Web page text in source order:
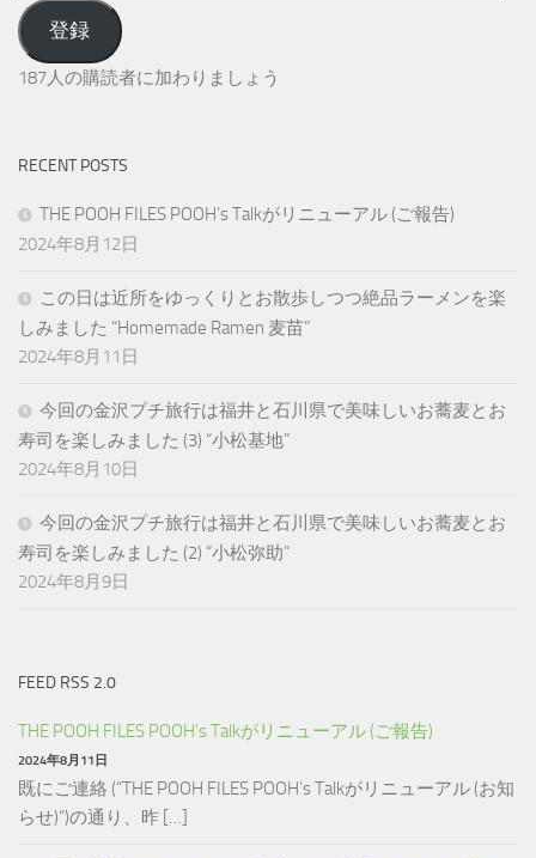
ー
ル
ア
ス
登録
187人の購読者に加わりましょう
RECENT POSTS
THE POOH FILES POOH’s Talkがリニューアル (ご報告)
2024年8月12日
この日は近所をゆっくりとお散歩しつつ絶品ラーメンを楽
しみました “Homemade Ramen 麦苗”
2024年8月11日
今回の金沢プチ旅行は福井と石川県で美味しいお蕎麦とお
寿司を楽しみました (3) “小松基地”
2024年8月10日
今回の金沢プチ旅行は福井と石川県で美味しいお蕎麦とお
寿司を楽しみました (2) “小松弥助”
2024年8月9日
FEED RSS 2.0
THE POOH FILES POOH’s Talkがリニューアル (ご報告)
2024年8月11日
既にご連絡 (“THE POOH FILES POOH’s Talkがリニューアル (お知
らせ)“)の通り、昨 […]